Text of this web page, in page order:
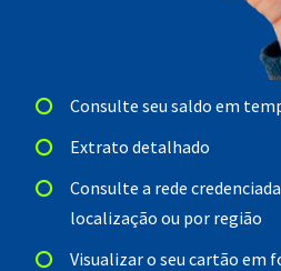
Consulte seu saldo em
Extrato detalhado
Consulte a rede
localização ou por região
Visualizar o seu cartão em